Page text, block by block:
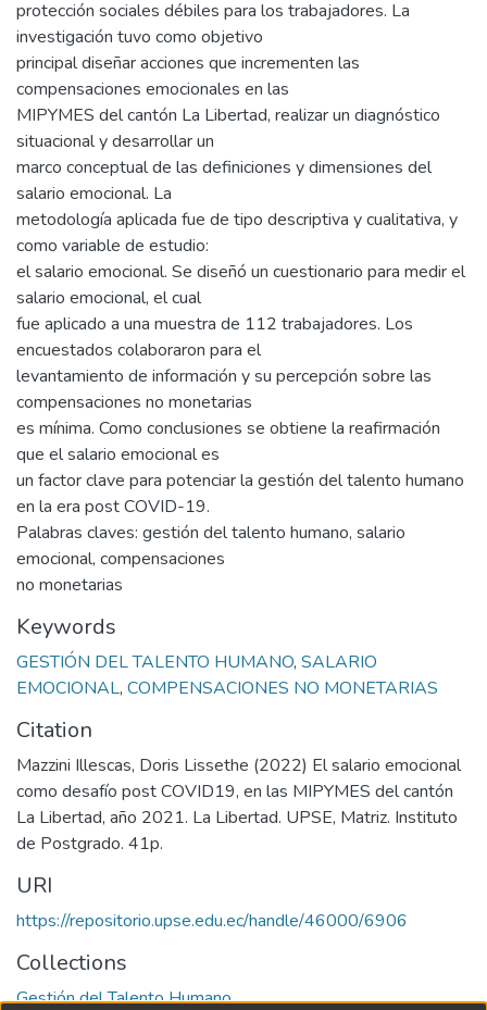
protección sociales débiles para los trabajadores. La
investigación tuvo como objetivo
principal diseñar acciones que incrementen las
compensaciones emocionales en las
MIPYMES del cantón La Libertad, realizar un diagnóstico
situacional y desarrollar un
marco conceptual de las definiciones y dimensiones del
salario emocional. La
metodología aplicada fue de tipo descriptiva y cualitativa, y
como variable de estudio:
el salario emocional. Se diseñó un cuestionario para medir el
salario emocional, el cual
fue aplicado a una muestra de 112 trabajadores. Los
encuestados colaboraron para el
levantamiento de información y su percepción sobre las
compensaciones no monetarias
es mínima. Como conclusiones se obtiene la reafirmación
que el salario emocional es
un factor clave para potenciar la gestión del talento humano
en la era post COVID-19.
Palabras claves: gestión del talento humano, salario
emocional, compensaciones
no monetarias
Keywords
GESTIÓN DEL TALENTO HUMANO, SALARIO
EMOCIONAL, COMPENSACIONES NO MONETARIAS
Citation
Mazzini Illescas, Doris Lissethe (2022) El salario emocional
como desafío post COVID19, en las MIPYMES del cantón
La Libertad, año 2021. La Libertad. UPSE, Matriz. Instituto
de Postgrado. 41p.
URI
https://repositorio.upse.edu.ec/handle/46000/6906
Collections
Gestión del Talento Humano